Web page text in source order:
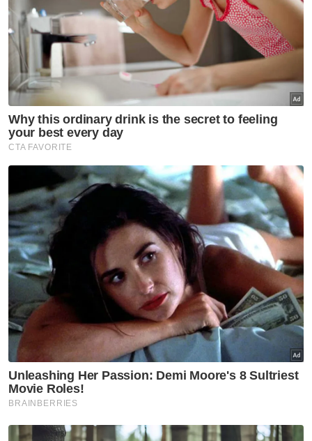
menyatakan bahawa UMNO menentang
usaha penyatuan ummah yang dijalankan
oleh parti-parti yang berasaskan kaum
Melayu dan Islam.
Jelasnya, UMNO perlu lebih berhati-hati dan
tidak boleh bersikap naif ketika menjalankan
kerjasama politik bagi mengelakkan sebarang
kesan negatif kepada parti mereka.
“Kita bukan anti penyatuan ummah tetapi
kita anti kepada pengkhianat sebenarnya.
“Kalau kita lihat masa zaman Rasulullah SAW
pun, kita tidak disuruh untuk bersatu dengan
siapa-siapa sahaja. Jadi, kita kena tengok
sebab macam orang nak masuk dan
meruntuhkan parti. Kita tidak boleh jadi naif
di situ dan kena berhati-hati,” katanya.
Muat turun aplikasi Sinar Harian.Klik di sini!
Apakah bangsa anda?